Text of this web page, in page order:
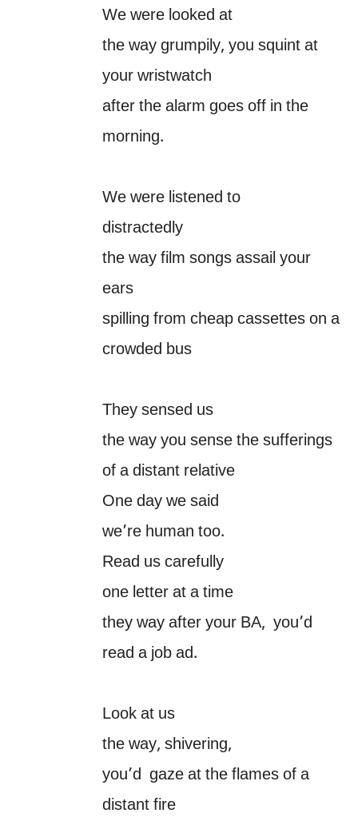
We were looked at
the way grumpily, you squint at
your wristwatch
after the alarm goes off in the
morning.
We were listened to
distractedly
the way film songs assail your
ears
spilling from cheap cassettes on a
crowded bus
They sensed us
the way you sense the sufferings
of a distant relative
One day we said
we’re human too.
Read us carefully
one letter at a time
they way after your BA, you’d
read a job ad.
Look at us
the way, shivering,
you’d gaze at the flames of a
distant fire